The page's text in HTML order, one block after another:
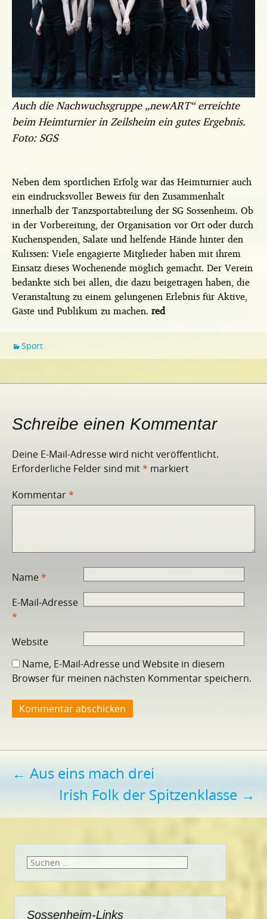
Auch die Nachwuchsgruppe „newART“ erreichte
beim Heimturnier in Zeilsheim ein gutes Ergebnis.
Foto: SGS
Neben dem sportlichen Erfolg war das Heimturnier auch
ein eindrucksvoller Beweis für den Zusammenhalt
innerhalb der Tanzsportabteilung der SG Sossenheim. Ob
in der Vorbereitung, der Organisation vor Ort oder durch
Kuchenspenden, Salate und helfende Hände hinter den
Kulissen: Viele engagierte Mitglieder haben mit ihrem
Einsatz dieses Wochenende möglich gemacht. Der Verein
bedankte sich bei allen, die dazu beigetragen haben, die
Veranstaltung zu einem gelungenen Erlebnis für Aktive,
Gäste und Publikum zu machen. red
Sport
Schreibe einen Kommentar
Deine E-Mail-Adresse wird nicht veröffentlicht.
Erforderliche Felder sind mit* markiert
Kommentar*
Name*
E-Mail-Adresse
*
Website
Name, E-Mail-Adresse und Website in diesem
Browser für meinen nächsten Kommentar speichern.
Beitragsnavigation
← Aus eins mach drei
Irish Folk der Spitzenklasse →
Suchen
Sossenheim-Links